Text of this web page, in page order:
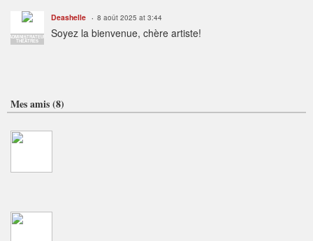
ADMINISTRATEUR
THÉÂTRES
Deashelle 8 août 2025 at 3:44
Soyez la bienvenue, chère artiste!
Mes amis (8)